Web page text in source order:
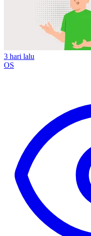
3 hari lalu
OS